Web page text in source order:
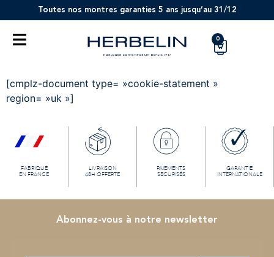
Toutes nos montres garanties 5 ans jusqu’au 31/12
0
[cmplz-document type= »cookie-statement »
region= »uk »]
FABRIQUÉ
EN FRANCE
LIVRAISON
48H OFFERTE
PAIEMENTS
SECURISÉS
GARANTIE
INTERNATIONALE
Abonnez-vous à notre newsletter